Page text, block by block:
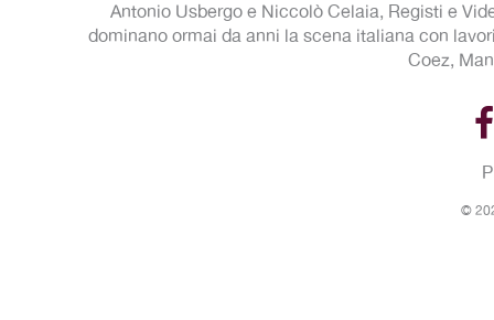
Antonio Usbergo e Niccolò Celaia, Registi e
dominano ormai da anni la scena italiana con
Coez,
©